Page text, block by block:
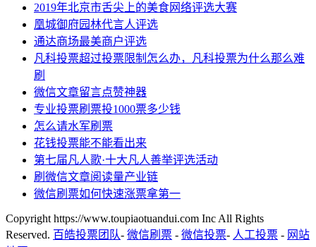
2019年北京市舌尖上的美食网络评选大赛
凰城御府园林代言人评选
通达商场最美商户评选
凡科投票超过投票限制怎么办，凡科投票为什么那么难
刷
微信文章留言点赞神器
专业投票刷票投1000票多少钱
怎么请水军刷票
花钱投票能不能看出来
第七届凡人歌·十大凡人善举评选活动
刷微信文章阅读量产业链
微信刷票如何快速涨票拿第一
Copyright https://www.toupiaotuandui.com Inc All Rights
Reserved. 百皓投票团队- 微信刷票 - 微信投票- 人工投票 - 网站